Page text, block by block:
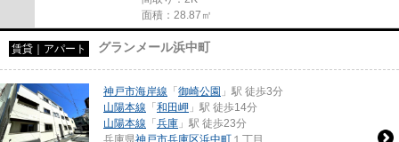
面積：28.87㎡
賃貸｜アパート グランメール浜中町
神戸市海岸線 「 御崎公園 」駅 徒歩3分
山陽本線 「 和田岬 」駅 徒歩14分
山陽本線 「 兵庫 」駅 徒歩23分
兵庫県神戸市兵庫区浜中町 １丁目